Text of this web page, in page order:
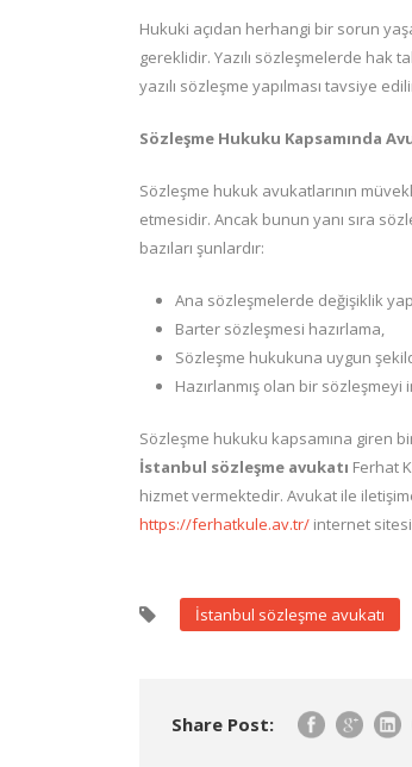
Hukuki açıdan herhangi bir sorun
gereklidir. Yazılı sözleşmelerde hak
yazılı sözleşme yapılması tavsiye
Sözleşme Hukuku Kapsamında
Sözleşme hukuk avukatlarının
etmesidir. Ancak bunun yanı sıra
bazıları şunlardır:
Ana sözleşmelerde değişiklik
Barter sözleşmesi hazırlama,
Sözleşme hukukuna uygun
Hazırlanmış olan bir sözleşmeyi
Sözleşme hukuku kapsamına giren
İstanbul sözleşme avukatı Ferhat
hizmet vermektedir. Avukat ile
https://ferhatkule.av.tr/ internet
İstanbul sözleşme avukatı
Share Post: